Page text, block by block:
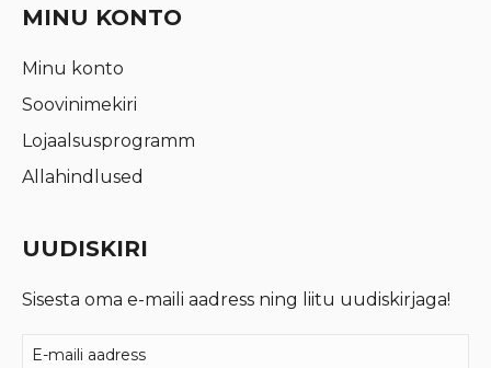
MINU KONTO
Minu konto
Soovinimekiri
Lojaalsusprogramm
Allahindlused
UUDISKIRI
Sisesta oma e-maili aadress ning liitu uudiskirjaga!